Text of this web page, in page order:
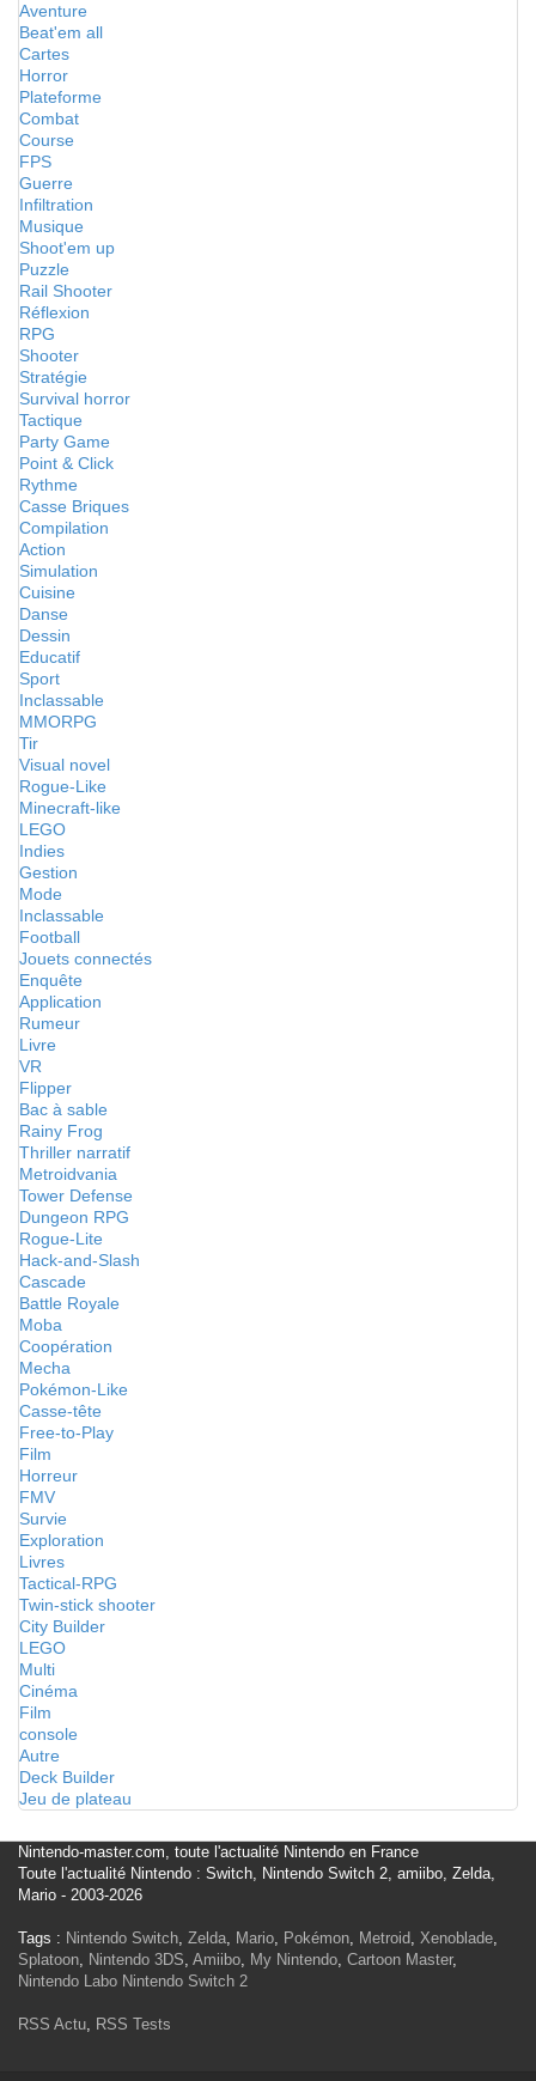
Aventure
Beat'em all
Cartes
Horror
Plateforme
Combat
Course
FPS
Guerre
Infiltration
Musique
Shoot'em up
Puzzle
Rail Shooter
Réflexion
RPG
Shooter
Stratégie
Survival horror
Tactique
Party Game
Point & Click
Rythme
Casse Briques
Compilation
Action
Simulation
Cuisine
Danse
Dessin
Educatif
Sport
Inclassable
MMORPG
Tir
Visual novel
Rogue-Like
Minecraft-like
LEGO
Indies
Gestion
Mode
Inclassable
Football
Jouets connectés
Enquête
Application
Rumeur
Livre
VR
Flipper
Bac à sable
Rainy Frog
Thriller narratif
Metroidvania
Tower Defense
Dungeon RPG
Rogue-Lite
Hack-and-Slash
Cascade
Battle Royale
Moba
Coopération
Mecha
Pokémon-Like
Casse-tête
Free-to-Play
Film
Horreur
FMV
Survie
Exploration
Livres
Tactical-RPG
Twin-stick shooter
City Builder
LEGO
Multi
Cinéma
Film
console
Autre
Deck Builder
Jeu de plateau
Nintendo-master.com, toute l'actualité Nintendo en France
Toute l'actualité Nintendo : Switch, Nintendo Switch 2, amiibo, Zelda,
Mario - 2003-2026
Tags : Nintendo Switch, Zelda, Mario, Pokémon, Metroid, Xenoblade,
Splatoon, Nintendo 3DS, Amiibo, My Nintendo, Cartoon Master,
Nintendo Labo Nintendo Switch 2
RSS Actu, RSS Tests